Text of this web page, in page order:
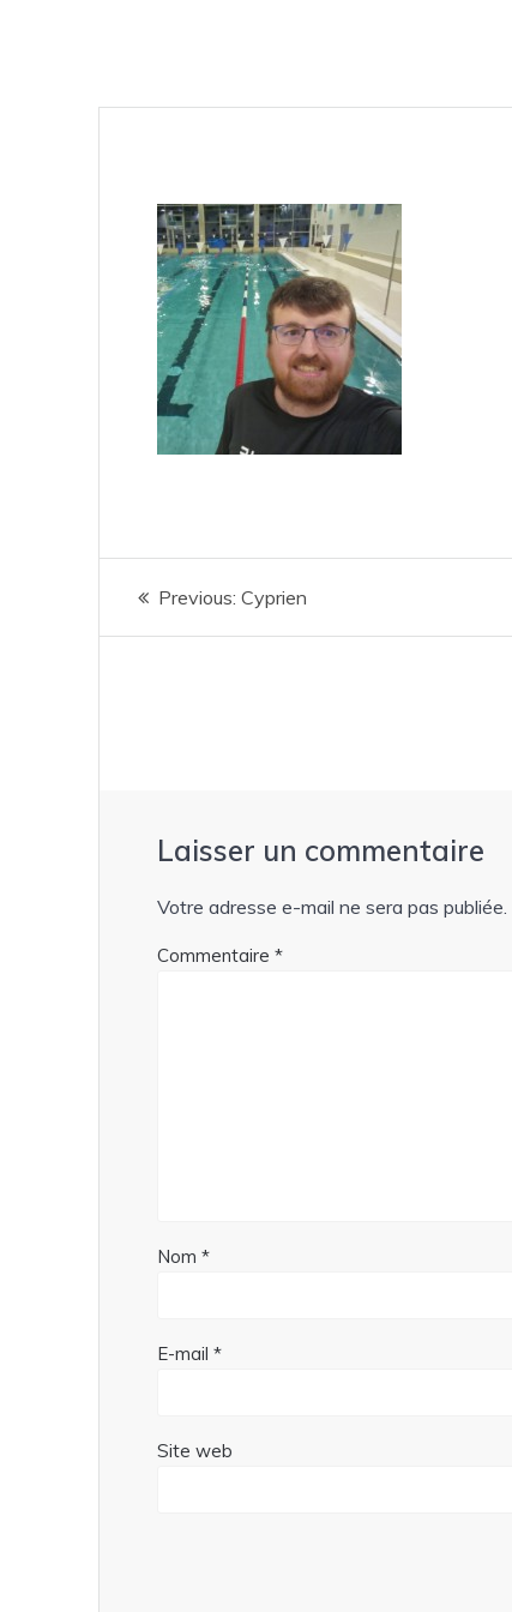
Navigation
de
Previous: Previous
Cyprien
Laisser un commentaire
Votre adresse e-mail ne sera pas publiée.
Commentaire*
Nom*
E-mail*
Site web